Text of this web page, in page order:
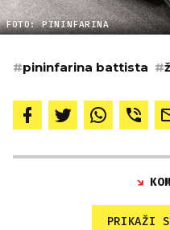
FOTO: PININFARINA
#pininfarina battista #
PRIKAŽI